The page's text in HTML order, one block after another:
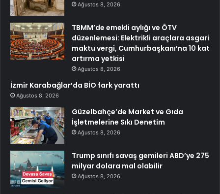
Ağustos 8, 2026
TBMM’de emekli aylığı ve ÖTV
düzenlemesi: Elektrikli araçlara asgari
maktu vergi, Cumhurbaşkanı’na 10 kat
artırma yetkisi
Ağustos 8, 2026
İzmir Karabağlar’da BİO fark yarattı
Ağustos 8, 2026
Güzelbahçe’de Market ve Gıda
İşletmelerine Sıkı Denetim
Ağustos 8, 2026
Trump sınıfı savaş gemileri ABD’ye 275
milyar dolara mal olabilir
Ağustos 8, 2026